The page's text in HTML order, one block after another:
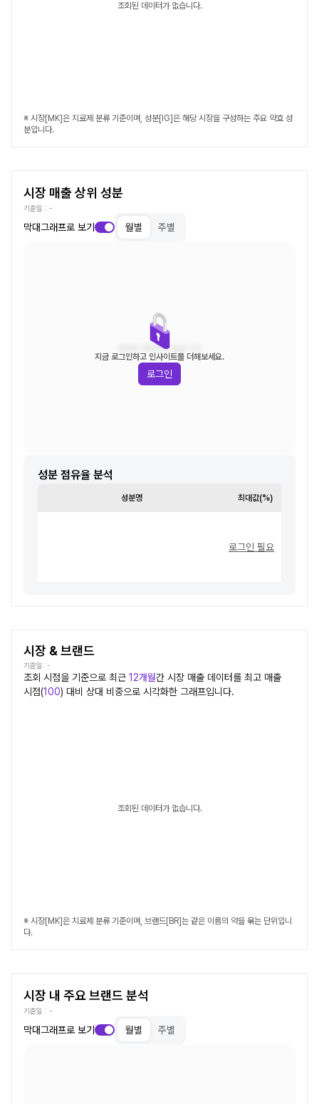
조회된 데이터가 없습니다.
※ 시장[MK]은 치료제 분류 기준이며, 성분[IG]은 해당 시장을 구성하는 주요 약효 성
분입니다.
시장 매출 상위 성분
기준일 : -
막대그래프로 보기 월별 주별
조회된 데이터가 없습니다.
지금 로그인하고 인사이트를 더해보세요.
로그인
성분 점유율 분석
성분명 최대값(%)
로그인 필요
시장 & 브랜드
기준일: -
조회 시점을 기준으로 최근 12개월간 시장 매출 데이터를 최고 매출
시점(100) 대비 상대 비중으로 시각화한 그래프입니다.
조회된 데이터가 없습니다.
※ 시장[MK]은 치료제 분류 기준이며, 브랜드[BR]는 같은 이름의 약을 묶는 단위입니
다.
시장 내 주요 브랜드 분석
기준일 : -
막대그래프로 보기 월별 주별